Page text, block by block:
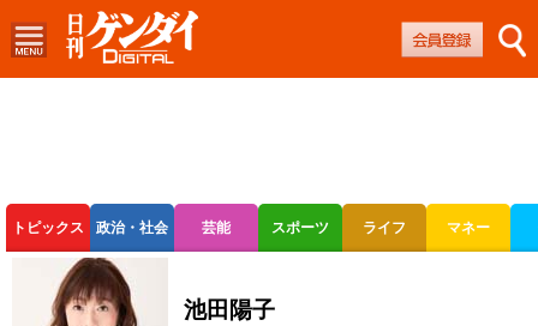
トピックス 政治・社会 芸能 スポーツ ライフ マネー
ボートレース
池田陽子